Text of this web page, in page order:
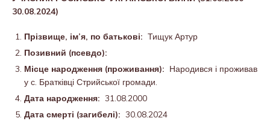
30.08.2024)
Прізвище, ім’я, по батькові: Тищук Артур
Позивний (псевдо):
Місце народження (проживання): Народився і проживав
у с. Братківці Стрийської громади.
Дата народження: 31.08.2000
Дата смерті (загибелі): 30.08.2024